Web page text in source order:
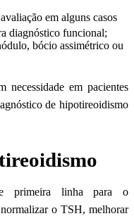
em alguns casos
diagnóstico funcional;
bócio assimétrico ou
necessidade em pacientes
de hipotireoidismo
primeira linha para o
o TSH, melhorar